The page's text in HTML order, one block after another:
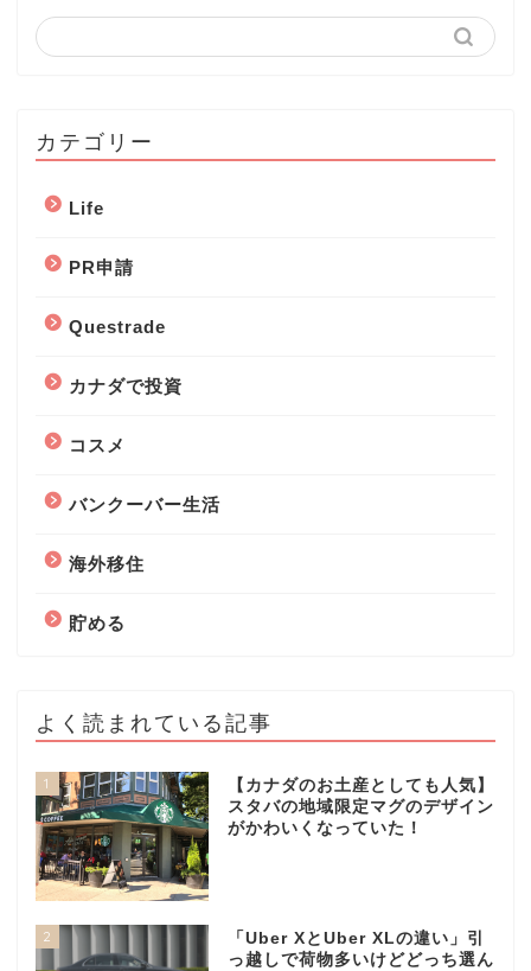
カテゴリー
Life
PR申請
Questrade
カナダで投資
コスメ
バンクーバー生活
海外移住
貯める
よく読まれている記事
1
【カナダのお土産としても人気】
スタバの地域限定マグのデザイン
がかわいくなっていた！
2
「Uber XとUber XLの違い」引
っ越しで荷物多いけどどっち選ん